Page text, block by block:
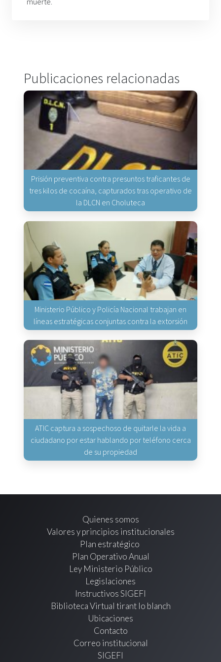
Publicaciones relacionadas
Prisión preventiva contra presuntos traficantes de
tres kilos de cocaína, capturados tras operativo de
la DLCN en Choluteca
Ministerio Público y Policía Nacional trabajan en
líneas estratégicas conjuntas contra la extorsión
ATIC captura a sospechoso de quitarle la vida a
ciudadano por estar hablando por teléfono cerca
de su propiedad
Quienes somos
Valores y principios institucionales
Plan estratégico
Plan Operativo Anual
Ley Ministerio Público
Legislaciones
Instructivos SIGEFI
Biblioteca Virtual tirant lo blanch
Ubicaciones
Contacto
Correo institucional
SIGEFI